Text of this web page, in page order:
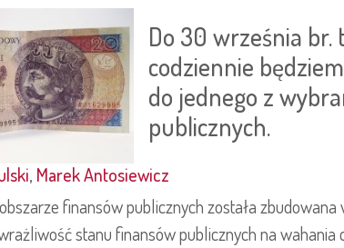
Do 30 września br.
codziennie
do jednego z
publicznych.
, Marek Antosiewicz
finansów publicznych została
stanu finansów publicznych na